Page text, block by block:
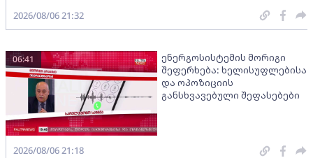
2026/08/06 21:32
ენერგოსისტემის მორიგი
შეფერხება: ხელისუფლებისა
და ოპოზიციის
განსხვავებული შეფასებები
06:41
2026/08/06 21:18